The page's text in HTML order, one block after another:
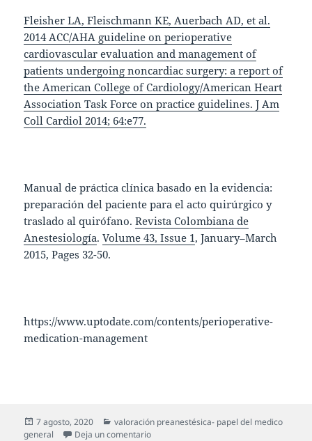
Fleisher LA, Fleischmann KE, Auerbach AD, et al.
2014 ACC/AHA guideline on perioperative
cardiovascular evaluation and management of
patients undergoing noncardiac surgery: a report of
the American College of Cardiology/American Heart
Association Task Force on practice guidelines. J Am
Coll Cardiol 2014; 64:e77.
Manual de práctica clínica basado en la evidencia:
preparación del paciente para el acto quirúrgico y
traslado al quirófano.Revista Colombiana de
Anestesiología.Volume 43, Issue 1, January–March
2015, Pages 32-50.
https://www.uptodate.com/contents/perioperative-
medication-management
7 agosto, 2020
valoración preanestésica- papel del medico
general
Deja un comentario